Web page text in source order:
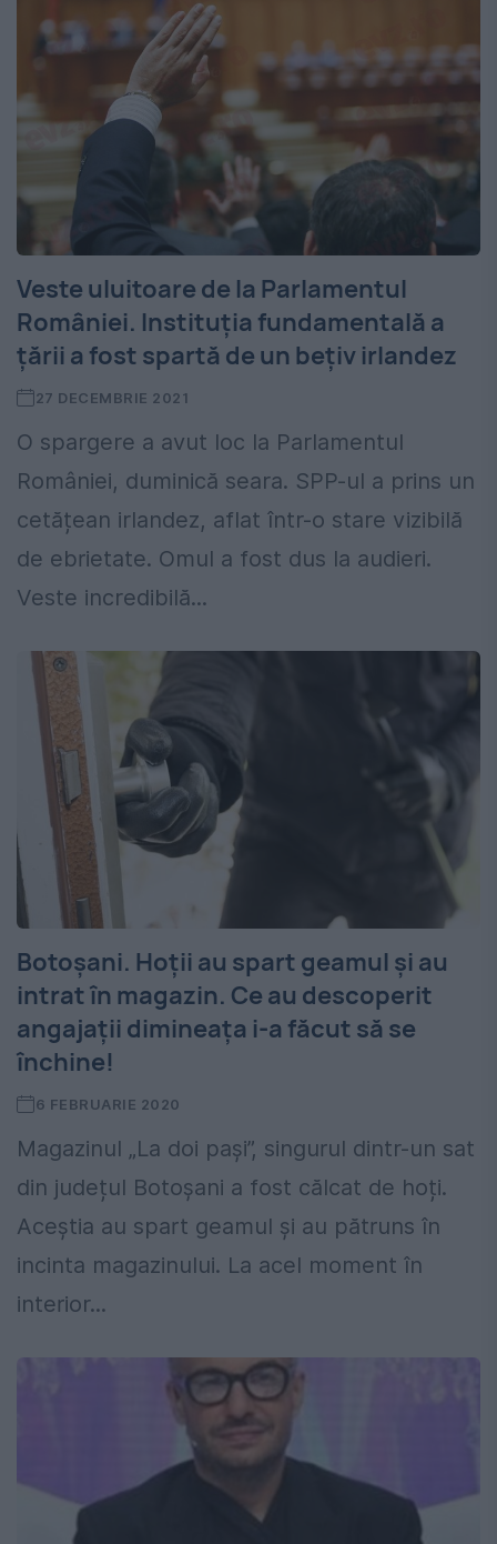
Veste uluitoare de la Parlamentul
României. Instituția fundamentală a
țării a fost spartă de un bețiv irlandez
27 DECEMBRIE 2021
O spargere a avut loc la Parlamentul
României, duminică seara. SPP-ul a prins un
cetățean irlandez, aflat într-o stare vizibilă
de ebrietate. Omul a fost dus la audieri.
Veste incredibilă...
Botoșani. Hoții au spart geamul și au
intrat în magazin. Ce au descoperit
angajații dimineața i-a făcut să se
închine!
6 FEBRUARIE 2020
Magazinul „La doi pași”, singurul dintr-un sat
din județul Botoșani a fost călcat de hoți.
Aceștia au spart geamul și au pătruns în
incinta magazinului. La acel moment în
interior...